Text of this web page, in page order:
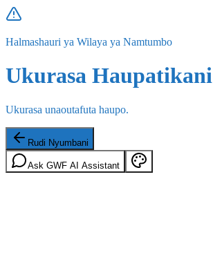
Halmashauri ya Wilaya ya Namtumbo
Ukurasa Haupatikani
Ukurasa unaoutafuta haupo.
Rudi Nyumbani
Ask GWF AI Assistant